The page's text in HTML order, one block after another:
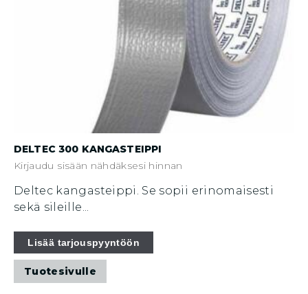
DELTEC 300 KANGASTEIPPI
Kirjaudu sisään nähdäksesi hinnan
Deltec kangasteippi. Se sopii erinomaisesti
sekä sileille...
Lisää tarjouspyyntöön
Tuotesivulle